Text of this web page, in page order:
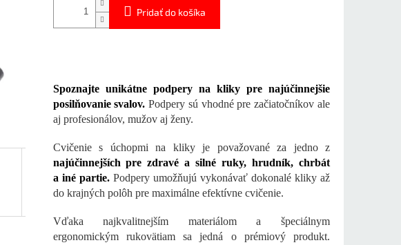
Pridať do košíka
Spoznajte unikátne podpery na kliky pre najúčinnejšie
posilňovanie svalov. Podpery sú vhodné pre začiatočníkov ale
aj profesionálov, mužov aj ženy.
Cvičenie s úchopmi na kliky je považované za jedno z
najúčinnejších pre zdravé a silné ruky, hrudník, chrbát
a iné partie.Podpery umožňujú vykonávať dokonalé kliky až
do krajných polôh pre maximálne efektívne cvičenie.
Vďaka najkvalitnejším materiálom a špeciálnym
ergonomickým rukovätiam sa jedná o prémiový produkt.